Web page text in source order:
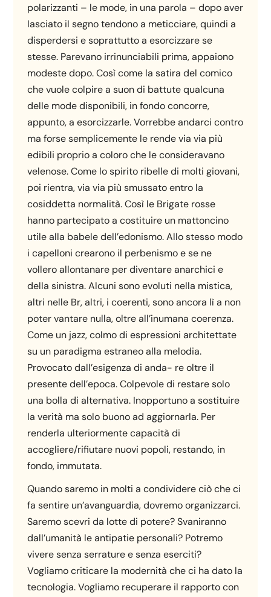
polarizzanti – le mode, in una parola – dopo aver
lasciato il segno tendono a meticciare, quindi a
disperdersi e soprattutto a esorcizzare se
stesse. Parevano irrinunciabili prima, appaiono
modeste dopo. Così come la satira del comico
che vuole colpire a suon di battute qualcuna
delle mode disponibili, in fondo concorre,
appunto, a esorcizzarle. Vorrebbe andarci contro
ma forse semplicemente le rende via via più
edibili proprio a coloro che le consideravano
velenose. Come lo spirito ribelle di molti giovani,
poi rientra, via via più smussato entro la
cosiddetta normalità. Così le Brigate rosse
hanno partecipato a costituire un mattoncino
utile alla babele dell’edonismo. Allo stesso modo
i capelloni crearono il perbenismo e se ne
vollero allontanare per diventare anarchici e
della sinistra. Alcuni sono evoluti nella mistica,
altri nelle Br, altri, i coerenti, sono ancora lì a non
poter vantare nulla, oltre all’inumana coerenza.
Come un jazz, colmo di espressioni architettate
su un paradigma estraneo alla melodia.
Provocato dall’esigenza di anda- re oltre il
presente dell’epoca. Colpevole di restare solo
una bolla di alternativa. Inopportuno a sostituire
la verità ma solo buono ad aggiornarla. Per
renderla ulteriormente capacità di
accogliere/rifiutare nuovi popoli, restando, in
fondo, immutata.
Quando saremo in molti a condividere ciò che ci
fa sentire un’avanguardia, dovremo organizzarci.
Saremo scevri da lotte di potere? Svaniranno
dall’umanità le antipatie personali? Potremo
vivere senza serrature e senza eserciti?
Vogliamo criticare la modernità che ci ha dato la
tecnologia. Vogliamo recuperare il rapporto con